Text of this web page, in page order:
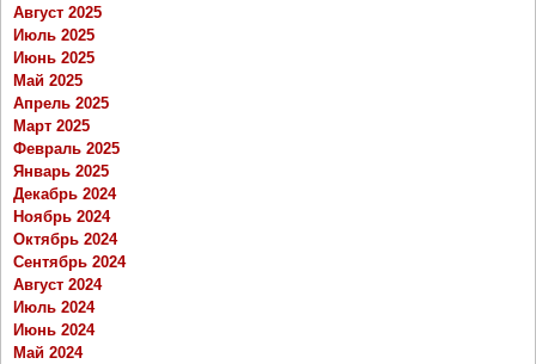
Август 2025
Июль 2025
Июнь 2025
Май 2025
Апрель 2025
Март 2025
Февраль 2025
Январь 2025
Декабрь 2024
Ноябрь 2024
Октябрь 2024
Сентябрь 2024
Август 2024
Июль 2024
Июнь 2024
Май 2024